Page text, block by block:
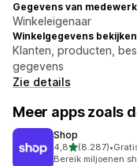
Gegevens van
Winkeleigenaar
Winkelgegevens
Klanten, producten,
gegevens
Zie details
Meer apps zoals
Shop
4,8van 5 sterren
(8.287)
8287 recensies in
•
Bereik miljoenen